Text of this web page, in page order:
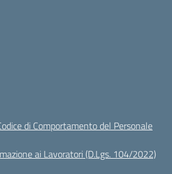
di Comportamento del Personale
ai Lavoratori (D.Lgs. 104/2022)